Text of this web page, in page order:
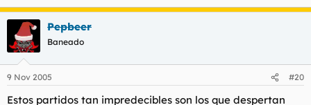
Pepbeer
Baneado
9 Nov 2005 #20
Estos partidos tan impredecibles son los que despertan